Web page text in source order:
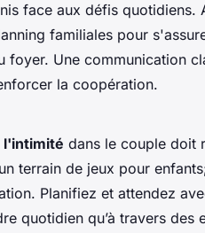
face aux défis quotidiens.
familiales pour
foyer. Une communication
la coopération.
dans le couple doit
terrain de jeux pour
Planifiez et attendez
quotidien qu’à travers des